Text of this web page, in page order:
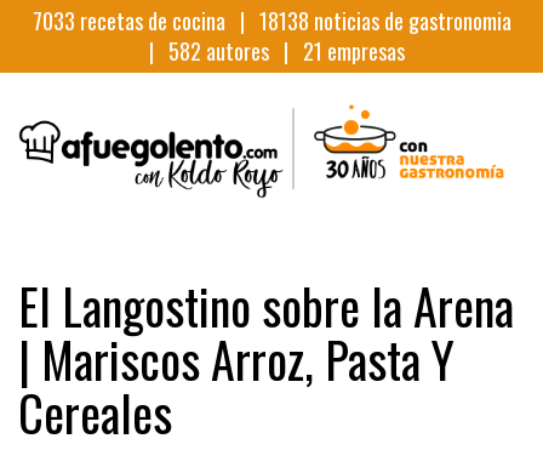
7033 recetas de cocina | 18138 noticias de gastronomia
| 582 autores | 21 empresas
El Langostino sobre la Arena
| Mariscos Arroz, Pasta Y
Cereales